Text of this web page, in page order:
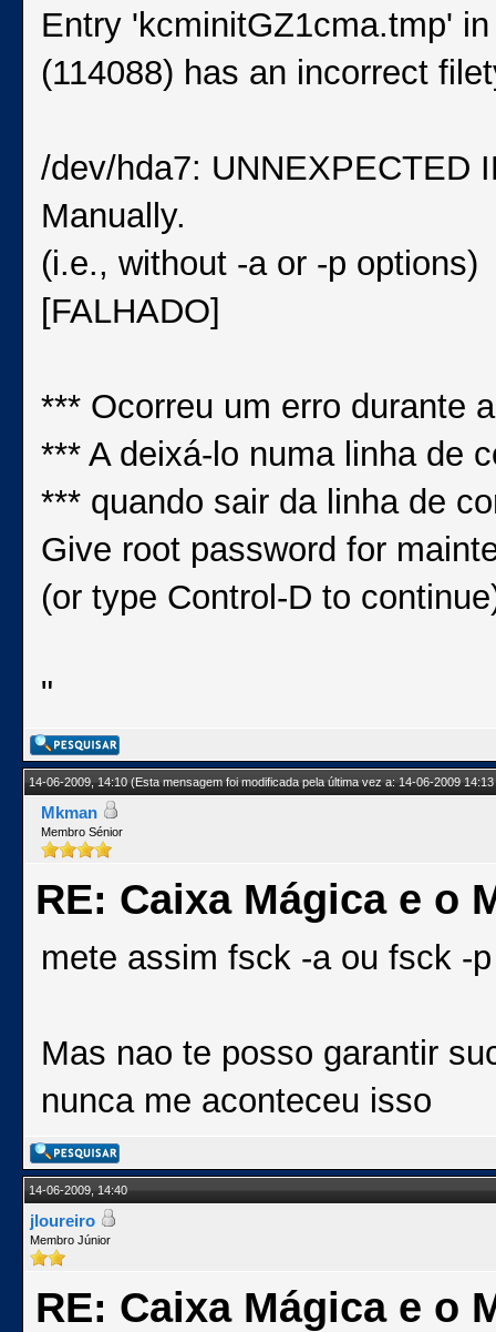
Entry 'kcminitGZ1cma.tmp'
(114088) has an incorrect
/dev/hda7: UNNEXPECTED
Manually.
(i.e., without -a or -p options)
[FALHADO]
*** Ocorreu um erro durante
*** A deixá-lo numa linha de
*** quando sair da linha de
Give root password for
(or type Control-D to
"
14-06-2009, 14:10(Esta mensagem foi modificada pela última vez a: 14-06-2009
Mkman
Membro Sénior
RE: Caixa Mágica e o
mete assim fsck -a ou fsck -p
Mas nao te posso garantir
nunca me aconteceu isso
14-06-2009, 14:40
jloureiro
Membro Júnior
RE: Caixa Mágica e o